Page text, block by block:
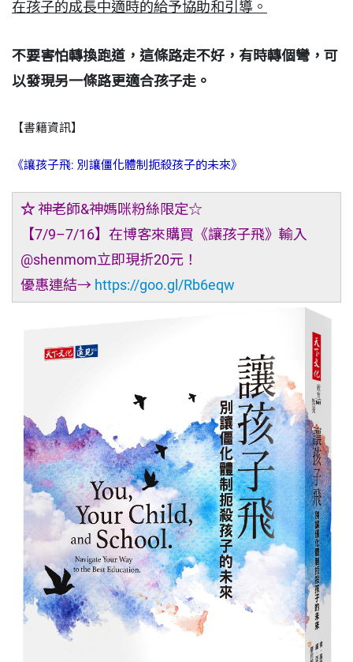
在孩子的成長中適時的給予協助和引導。
不要害怕轉換跑道，這條路走不好，有時轉個彎，可
以發現另一條路更適合孩子走。
【書籍資訊】
《讓孩子飛: 別讓僵化體制扼殺孩子的未來》
☆神老師&神媽咪粉絲限定☆
【7/9–7/16】在博客來購買《讓孩子飛》輸入
@shenmom立即現折20元！
優惠連結→ https://goo.gl/Rb6eqw